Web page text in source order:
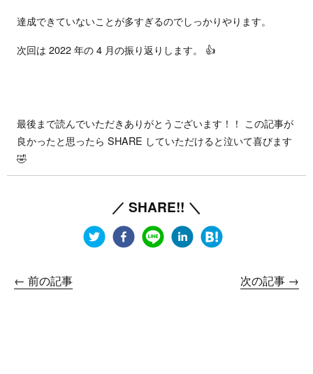
達成できていないことが多すぎるのでしっかりやります。
次回は 2022 年の 4 月の振り返りします。 👍
最後まで読んでいただきありがとうございます！！ この記事が
良かったと思ったら SHARE していただけると泣いて喜びます
🤣
／ SHARE!! ＼
← 前の記事 次の記事 →